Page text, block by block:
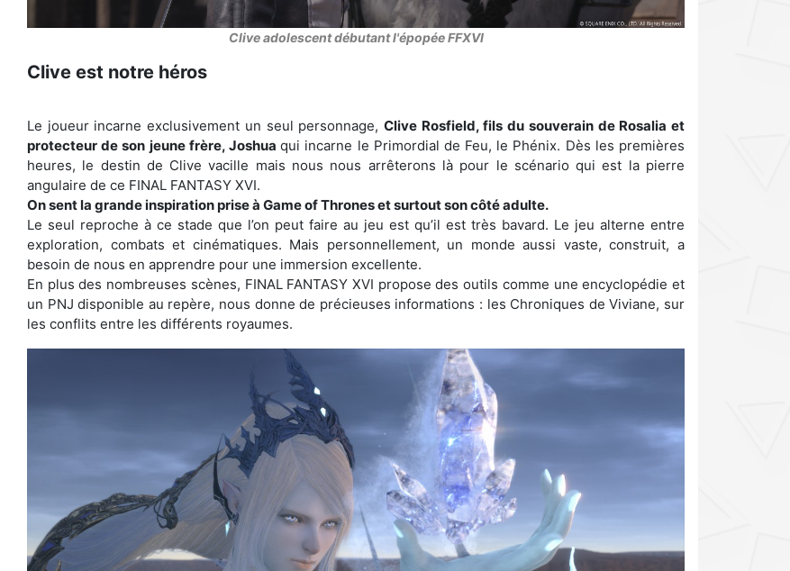
Clive adolescent débutant l'épopée FFXVI
Clive est notre héros
Le joueur incarne exclusivement un seul personnage, Clive Rosfield, fils du souverain de Rosalia et
protecteur de son jeune frère, Joshuaqui incarne le Primordial de Feu, le Phénix. Dès les premières
heures, le destin de Clive vacille mais nous nous arrêterons là pour le scénario qui est la pierre
angulaire de ce FINAL FANTASY XVI.
On sent la grande inspiration prise à Game of Thrones et surtout son côté adulte.
Le seul reproche à ce stade que l’on peut faire au jeu est qu’il est très bavard. Le jeu alterne entre
exploration, combats et cinématiques. Mais personnellement, un monde aussi vaste, construit, a
besoin de nous en apprendre pour une immersion excellente.
En plus des nombreuses scènes, FINAL FANTASY XVI propose des outils comme une encyclopédie et
un PNJ disponible au repère, nous donne de précieuses informations : les Chroniques de Viviane, sur
les conflits entre les différents royaumes.